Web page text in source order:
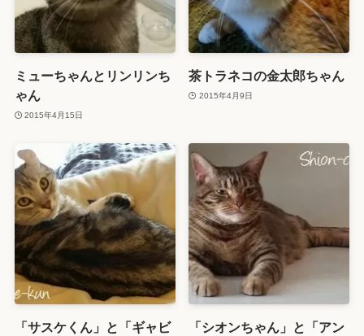
ミューちゃんとリンリンち
ゃん
2015年4月15日
茶トラネコの金太郎ちゃん
2015年4月9日
「サスケくん」と「ギャビ
「シオンちゃん」と「アン